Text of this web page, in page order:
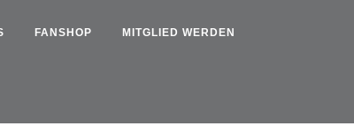
FANSHOP MITGLIED WERDEN